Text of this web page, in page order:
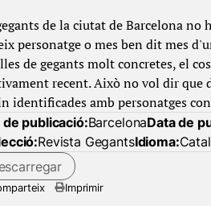
de la ciutat de Barcelona
personatge o mes ben dit mes
de gegants molt concretes, el
recent. Això no vol dir que
identificades amb personatges
de publicació:BarcelonaData de
Revista GegantsIdioma:
Imprimir